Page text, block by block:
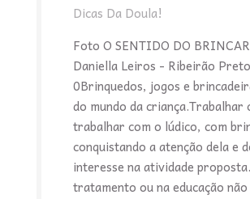
Dicas Da Doula!
Foto O SENTIDO DO
Daniella Leiros - Ribeirão
0Brinquedos, jogos e
do mundo da criança.Trabalhar
trabalhar com o lúdico, com
conquistando a atenção dela e
interesse na atividade
tratamento ou na educação